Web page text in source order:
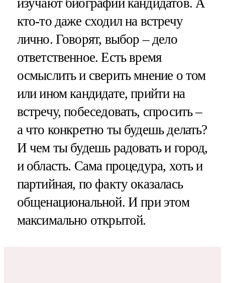
кто-то даже сходил на встречу
лично. Говорят, выбор – дело
ответственное. Есть время
осмыслить и сверить мнение о том
или ином кандидате, прийти на
встречу, побеседовать, спросить –
а что конкретно ты будешь делать?
И чем ты будешь радовать и город,
и область. Сама процедура, хоть и
партийная, по факту оказалась
общенациональной. И при этом
максимально открытой.